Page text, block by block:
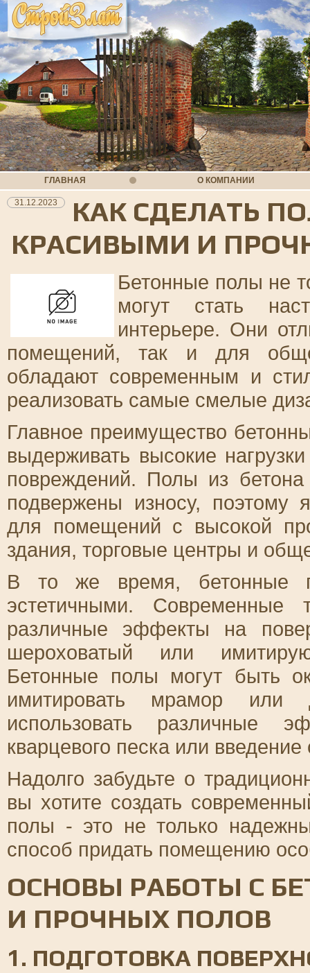
ГЛАВНАЯ О КОМПАНИИ
31.12.2023
КАК СДЕЛАТЬ
КРАСИВЫМИ И
Бетонные полы не
могут стать
интерьере. Они
помещений, так и для
обладают современным и
реализовать самые смелые
Главное преимущество
выдерживать высокие
повреждений. Полы из
подвержены износу, поэтому
для помещений с высокой
здания, торговые центры и
В то же время, бетонные
эстетичными. Современные
различные эффекты на
шероховатый или
Бетонные полы могут быть
имитировать мрамор или
использовать различные
кварцевого песка или
Надолго забудьте о
вы хотите создать
полы - это не только
способ придать помещению
ОСНОВЫ РАБОТЫ С
И ПРОЧНЫХ ПОЛОВ
1. ПОДГОТОВКА